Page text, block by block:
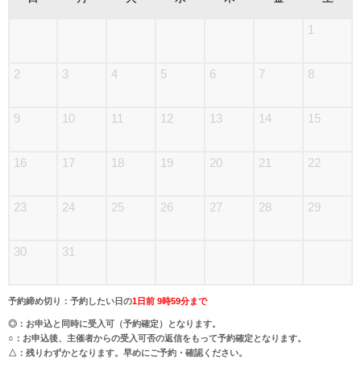
1
2 3 4 5 6 7 8
9 10 11 12 13 14 15
16 17 18 19 20 21 22
23 24 25 26 27 28 29
30 31
予約締め切り：予約したい日の1日前 9時59分まで
◎：お申込と同時に受入可（予約確定）となります。
○：お申込後、主催者からの受入可否の返信をもって予約確定となります。
△：残りわずかとなります。早めにご予約・確認ください。